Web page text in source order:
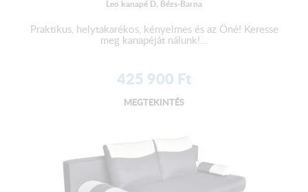
Leo kanapé D, Bézs-Barna
Praktikus, helytakarékos, kényelmes és az Öné! Keresse
meg kanapéját nálunk!...
425 900 Ft
MEGTEKINTÉS